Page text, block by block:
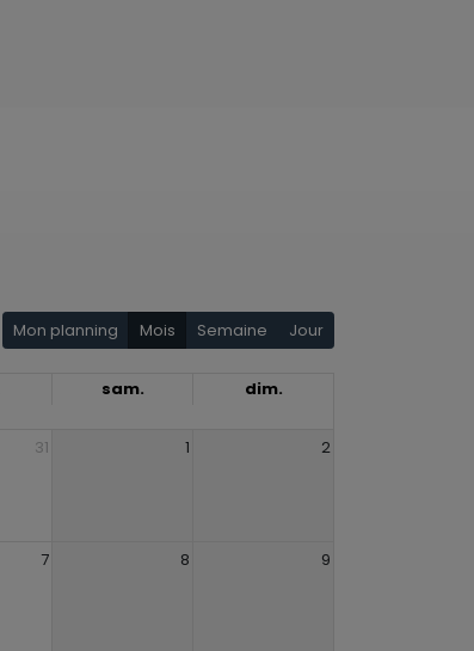
Mon planning Mois Semaine Jour
sam. dim.
31 1 2
7 8 9